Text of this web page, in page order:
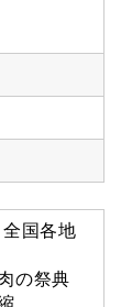
全国各地
の祭典